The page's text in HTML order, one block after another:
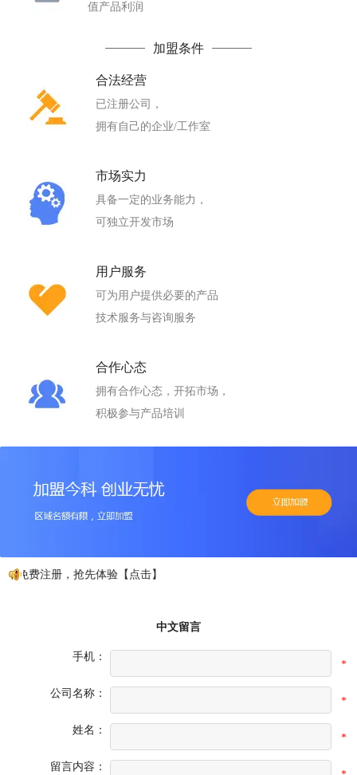
值产品利润
加盟条件
合法经营
已注册公司，
拥有自己的企业/工作室
市场实力
具备一定的业务能力，
可独立开发市场
用户服务
可为用户提供必要的产品
技术服务与咨询服务
合作心态
拥有合作心态，开拓市场，
积极参与产品培训
免费注册，抢先体验【点击】
中文留言
手机：
*
公司名称：
*
姓名：
*
留言内容：